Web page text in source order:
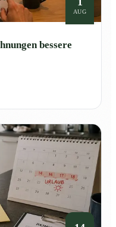
AUG
bessere